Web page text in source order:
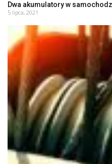
Dwa akumulatory w
5 lipca, 2021